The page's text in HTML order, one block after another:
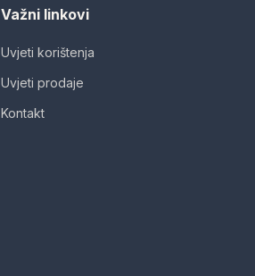
Važni linkovi
Uvjeti korištenja
Uvjeti prodaje
Kontakt